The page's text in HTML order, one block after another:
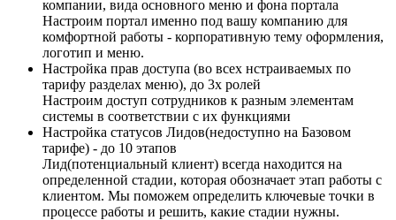
компании, вида основного меню и фона портала
Настроим портал именно под вашу компанию для
комфортной работы - корпоративную тему оформления,
логотип и меню.
Настройка прав доступа (во всех нстраиваемых по
тарифу разделах меню), до 3х ролей
Настроим доступ сотрудников к разным элементам
системы в соответствии с их функциями
Настройка статусов Лидов(недоступно на Базовом
тарифе) - до 10 этапов
Лид(потенциальный клиент) всегда находится на
определенной стадии, которая обозначает этап работы с
клиентом. Мы поможем определить ключевые точки в
процессе работы и решить, какие стадии нужны.